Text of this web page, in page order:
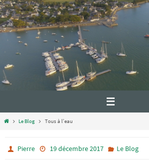
Le Blog Tous à l’eau
Pierre 19 décembre 2017 Le Blog